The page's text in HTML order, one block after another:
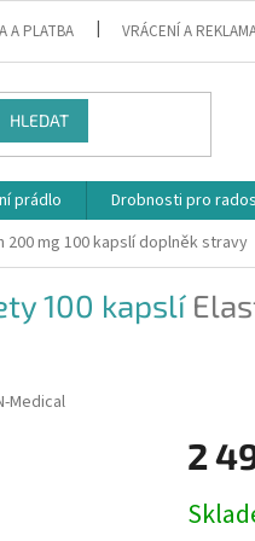
A PLATBA VRÁCENÍ A
HLEDAT
prádlo Drobnosti pro
200 mg 100 kapslí doplněk stravy
100 kapslí
Medical
2
cena: